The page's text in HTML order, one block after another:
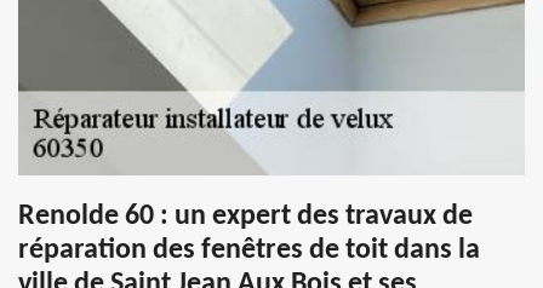
Renolde 60 : un expert des travaux de
réparation des fenêtres de toit dans la